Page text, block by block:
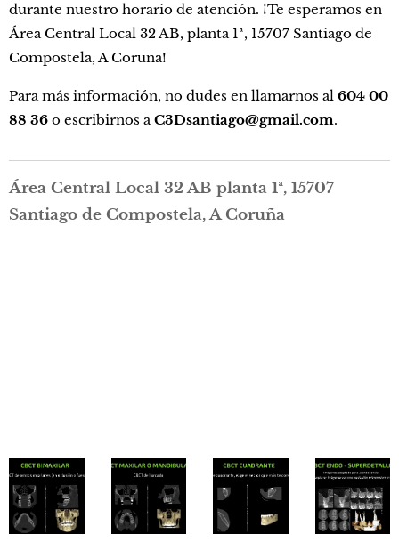
durante nuestro horario de atención. ¡Te esperamos en
Área Central Local 32 AB, planta 1ª, 15707 Santiago de
Compostela, A Coruña!
Para más información, no dudes en llamarnos al 604 00
88 36 o escribirnos aC3Dsantiago@gmail.com.
Área Central Local 32 AB planta 1ª, 15707
Santiago de Compostela, A Coruña